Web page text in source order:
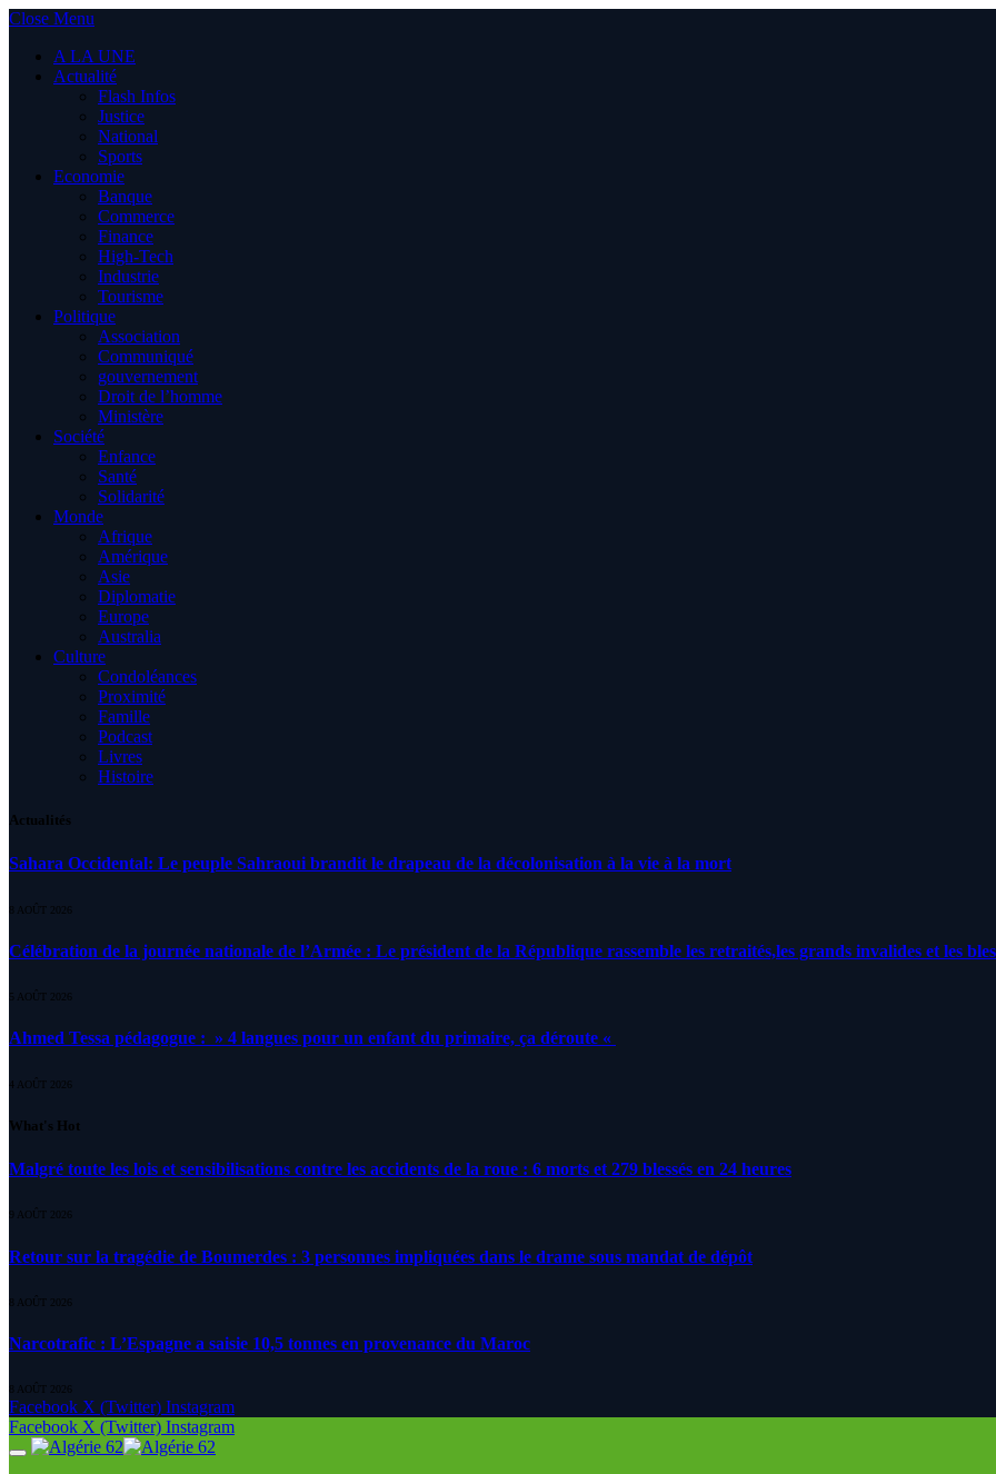
Close Menu
A LA UNE
Actualité
Flash Infos
Justice
National
Sports
Economie
Banque
Commerce
Finance
High-Tech
Industrie
Tourisme
Politique
Association
Communiqué
gouvernement
Droit de l’homme
Ministère
Société
Enfance
Santé
Solidarité
Monde
Afrique
Amérique
Asie
Diplomatie
Europe
Australia
Culture
Condoléances
Proximité
Famille
Podcast
Livres
Histoire
Actualités
Sahara Occidental: Le peuple Sahraoui brandit le drapeau de la décolonisation à la vie à la mort
8 AOÛT 2026
Célébration de la journée nationale de l’Armée : Le président de la République rassemble les retraités,les grands invalides et les
5 AOÛT 2026
Ahmed Tessa pédagogue : » 4 langues pour un enfant du primaire, ça déroute «
4 AOÛT 2026
What's Hot
Malgré toute les lois et sensibilisations contre les accidents de la roue : 6 morts et 279 blessés en 24 heures
9 AOÛT 2026
Retour sur la tragédie de Boumerdes : 3 personnes impliquées dans le drame sous mandat de dépôt
8 AOÛT 2026
Narcotrafic : L’Espagne a saisie 10,5 tonnes en provenance du Maroc
8 AOÛT 2026
Facebook X (Twitter) Instagram
Facebook X (Twitter) Instagram